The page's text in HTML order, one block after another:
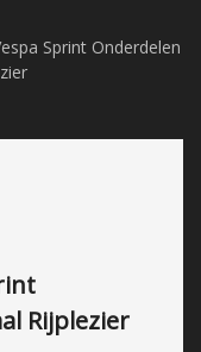
Sprint Onderdelen
Rijplezier